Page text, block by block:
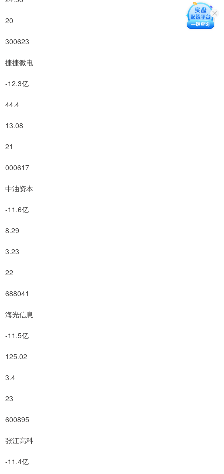
20
300623
捷捷微电
-12.3亿
44.4
13.08
21
000617
中油资本
-11.6亿
8.29
3.23
22
688041
海光信息
-11.5亿
125.02
3.4
23
600895
张江高科
-11.4亿